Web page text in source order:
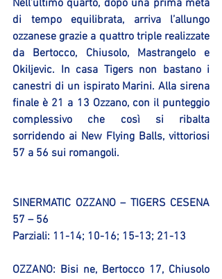
Nell’ultimo quarto, dopo una prima metà
di tempo equilibrata, arriva l’allungo
ozzanese grazie a quattro triple realizzate
da Bertocco, Chiusolo, Mastrangelo e
Okiljevic. In casa Tigers non bastano i
canestri di un ispirato Marini. Alla sirena
finale è 21 a 13 Ozzano, con il punteggio
complessivo che così si ribalta
sorridendo ai New Flying Balls, vittoriosi
57 a 56 sui romangoli.
SINERMATIC OZZANO – TIGERS CESENA
57 – 56
Parziali: 11-14; 10-16; 15-13; 21-13
OZZANO: Bisi ne, Bertocco 17, Chiusolo